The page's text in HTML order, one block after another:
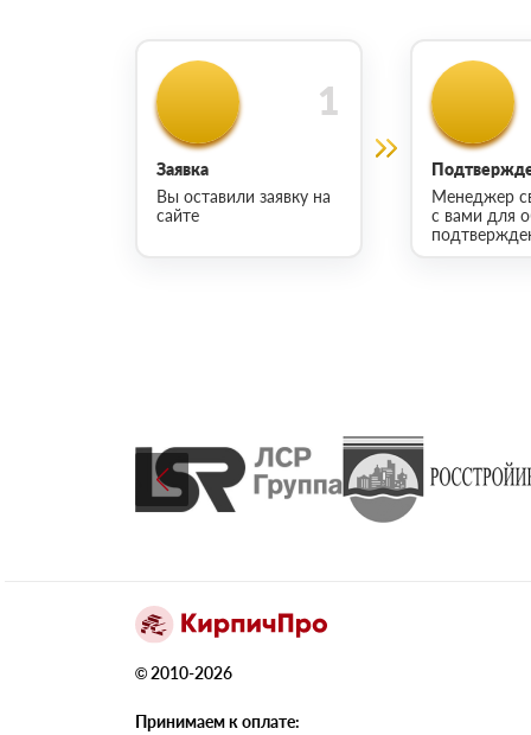
Заявка
Вы оставили заявку на
сайте
Менеджер
с вами для
© 2010-2026
Принимаем к оплате: